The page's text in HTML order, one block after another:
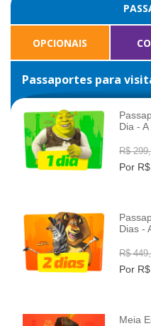
OPCIONAIS
Passaportes para
INFO
Dia -
R$
Por
INFO
Dias -
R$
Por
Meia